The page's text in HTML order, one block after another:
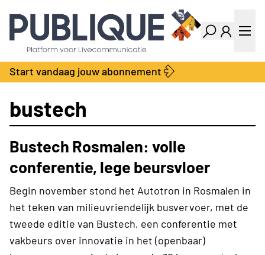
Industry Dashboard
Vacatures
Kalender
Producten
Bedrijvengids
Locatie Finder
Contact
Over ons
Adverteren
Abonnementen
Start vandaag jouw abonnement
bustech
Bustech Rosmalen: volle
conferentie, lege beursvloer
Begin november stond het Autotron in Rosmalen in
het teken van milieuvriendelijk busvervoer, met de
tweede editie van Bustech, een conferentie met
vakbeurs over innovatie in het (openbaar)